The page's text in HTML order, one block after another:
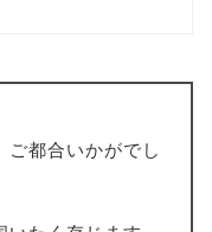
都合いかがでし